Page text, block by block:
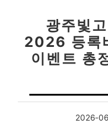
광주빛
2026 등록
이벤트 총
2026-